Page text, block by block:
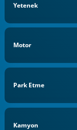
Yetenek
Motor
Park Etme
Kamyon